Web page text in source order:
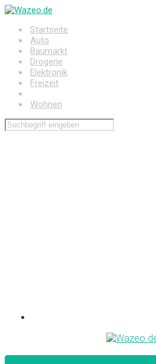
Zum
springenStartseite
Auto
Baumarkt
Drogerie
Elektronik
Freizeit
Wohnen